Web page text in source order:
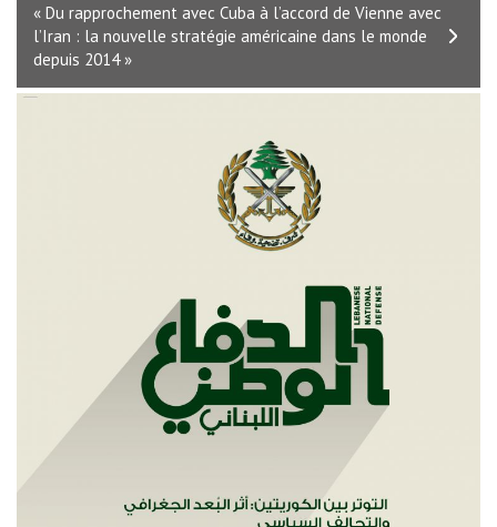
« Du rapprochement avec Cuba à l’accord de Vienne avec
l’Iran : la nouvelle stratégie américaine dans le monde
depuis 2014 »